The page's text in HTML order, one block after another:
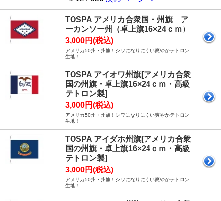
TOSPA アメリカ合衆国・州旗 ア
ーカンソー州（卓上旗16×24ｃｍ）
3,000円(税込)
アメリカ50州・州旗！シワになりにくい爽やかテトロン
生地！
TOSPA アイオワ州旗[アメリカ合衆
国の州旗・卓上旗16×24ｃｍ・高級
テトロン製]
3,000円(税込)
アメリカ50州・州旗！シワになりにくい爽やかテトロン
生地！
TOSPA アイダホ州旗[アメリカ合衆
国の州旗・卓上旗16×24ｃｍ・高級
テトロン製]
3,000円(税込)
アメリカ50州・州旗！シワになりにくい爽やかテトロン
生地！